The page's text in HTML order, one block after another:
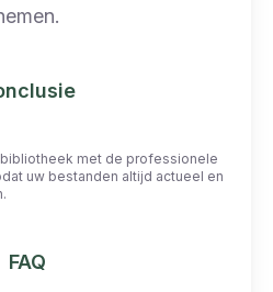
met de professionele
uw bestanden altijd actueel en
FAQ